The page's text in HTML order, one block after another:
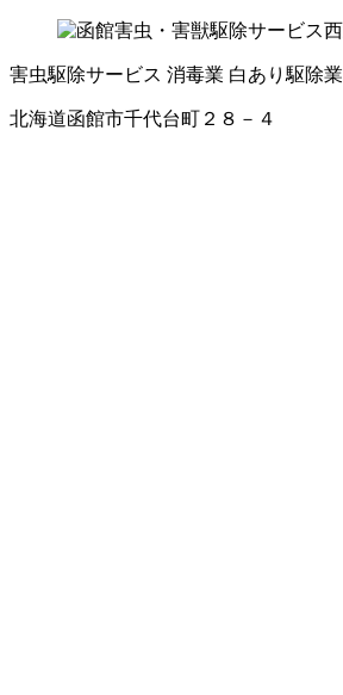
害虫駆除サービス 消毒業 白あり駆除業
北海道函館市千代台町２８－４